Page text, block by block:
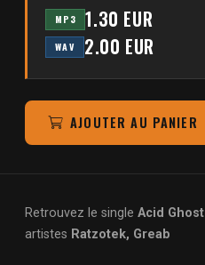
MP3 1.30 EUR
WAV 2.00 EUR
AJOUTER AU PANIER
Retrouvez le single Acid Ghost
artistes Ratzotek, Greab